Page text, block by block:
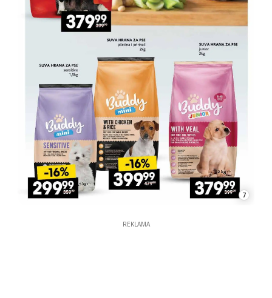
7
REKLAMA